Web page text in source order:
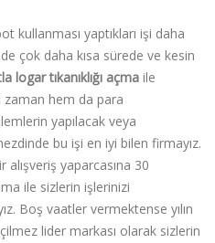
kullanması yaptıkları işi daha
çok daha kısa sürede ve kesin
logar tıkanıklığı açma ile
zaman hem da para
yapılacak veya
bu işi en iyi bilen firmayız.
alışveriş yaparcasına 30
ile sizlerin işlerinizi
Boş vaatler vermektense yılın
lider markası olarak sizlerin